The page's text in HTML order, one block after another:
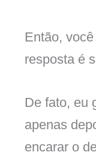
Então,
resposta é
De fato, eu
apenas
encarar o